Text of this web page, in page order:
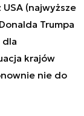
(najwyższe
Trumpa
dla
krajów
nie do